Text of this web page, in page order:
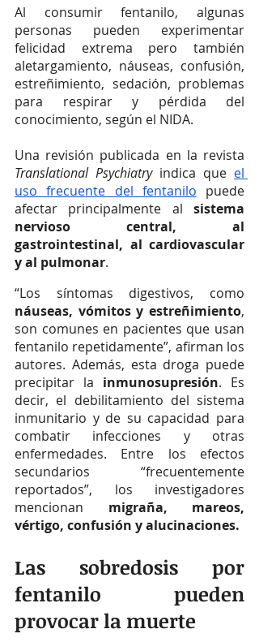
Al consumir fentanilo, algunas
personas pueden experimentar
felicidad extrema pero también
aletargamiento, náuseas, confusión,
estreñimiento, sedación, problemas
para respirar y pérdida del
conocimiento, según el NIDA.
Translational Psychiatry indica que el
uso frecuente del fentanilo puede
afectar principalmente al sistema
nervioso central, al
gastrointestinal, al cardiovascular
y al pulmonar.
náuseas, vómitos y estreñimiento,
son comunes en pacientes que usan
fentanilo repetidamente”, afirman los
autores. Además, esta droga puede
precipitar la inmunosupresión. Es
decir, el debilitamiento del sistema
inmunitario y de su capacidad para
combatir infecciones y otras
enfermedades. Entre los efectos
secundarios “frecuentemente
reportados”, los investigadores
mencionan migraña, mareos,
vértigo, confusión y alucinaciones.
Las sobredosis por
fentanilo pueden
provocar la muerte